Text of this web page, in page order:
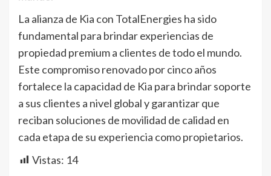
La alianza de Kia con TotalEnergies ha sido
fundamental para brindar experiencias de
propiedad premium a clientes de todo el mundo.
Este compromiso renovado por cinco años
fortalece la capacidad de Kia para brindar soporte
a sus clientes a nivel global y garantizar que
reciban soluciones de movilidad de calidad en
cada etapa de su experiencia como propietarios.
Vistas: 14